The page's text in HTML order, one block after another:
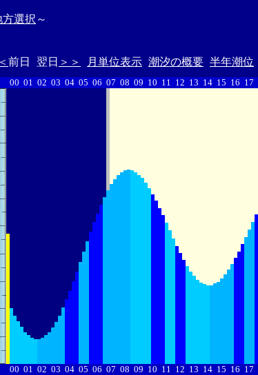
方選択 ～
前日 翌日 ＞＞ 月単位表示 潮汐の概要 半年潮位
00 01 02 03 04 05 06 07 08 09 10 11 12 13 14 15 16 17
00 01 02 03 04 05 06 07 08 09 10 11 12 13 14 15 16 17